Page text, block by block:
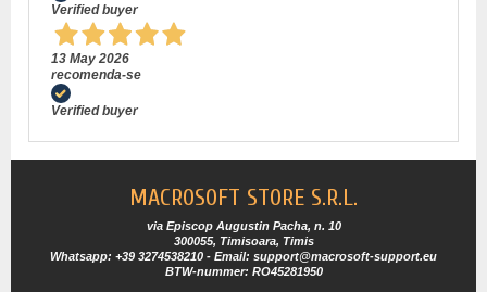
Verified buyer
13 May 2026
recomenda-se
Verified buyer
MACROSOFT STORE S.R.L.
via Episcop Augustin Pacha, n. 10
300055, Timisoara, Timis
Whatsapp: +39 3274538210 - Email: support@macrosoft-support.eu
BTW-nummer: RO45281950